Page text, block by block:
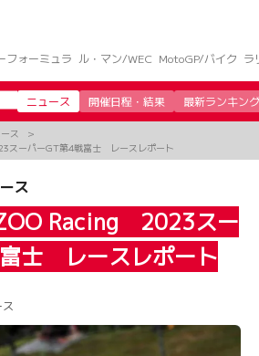
フォーミュラ ル・マン/WEC MotoGP/バイク ラ
ニュース 開催日程・結果 最新ランキング
ス
ーパーGT第4戦富士 レースレポート
ス
Racing 2023スー
士 レースレポート